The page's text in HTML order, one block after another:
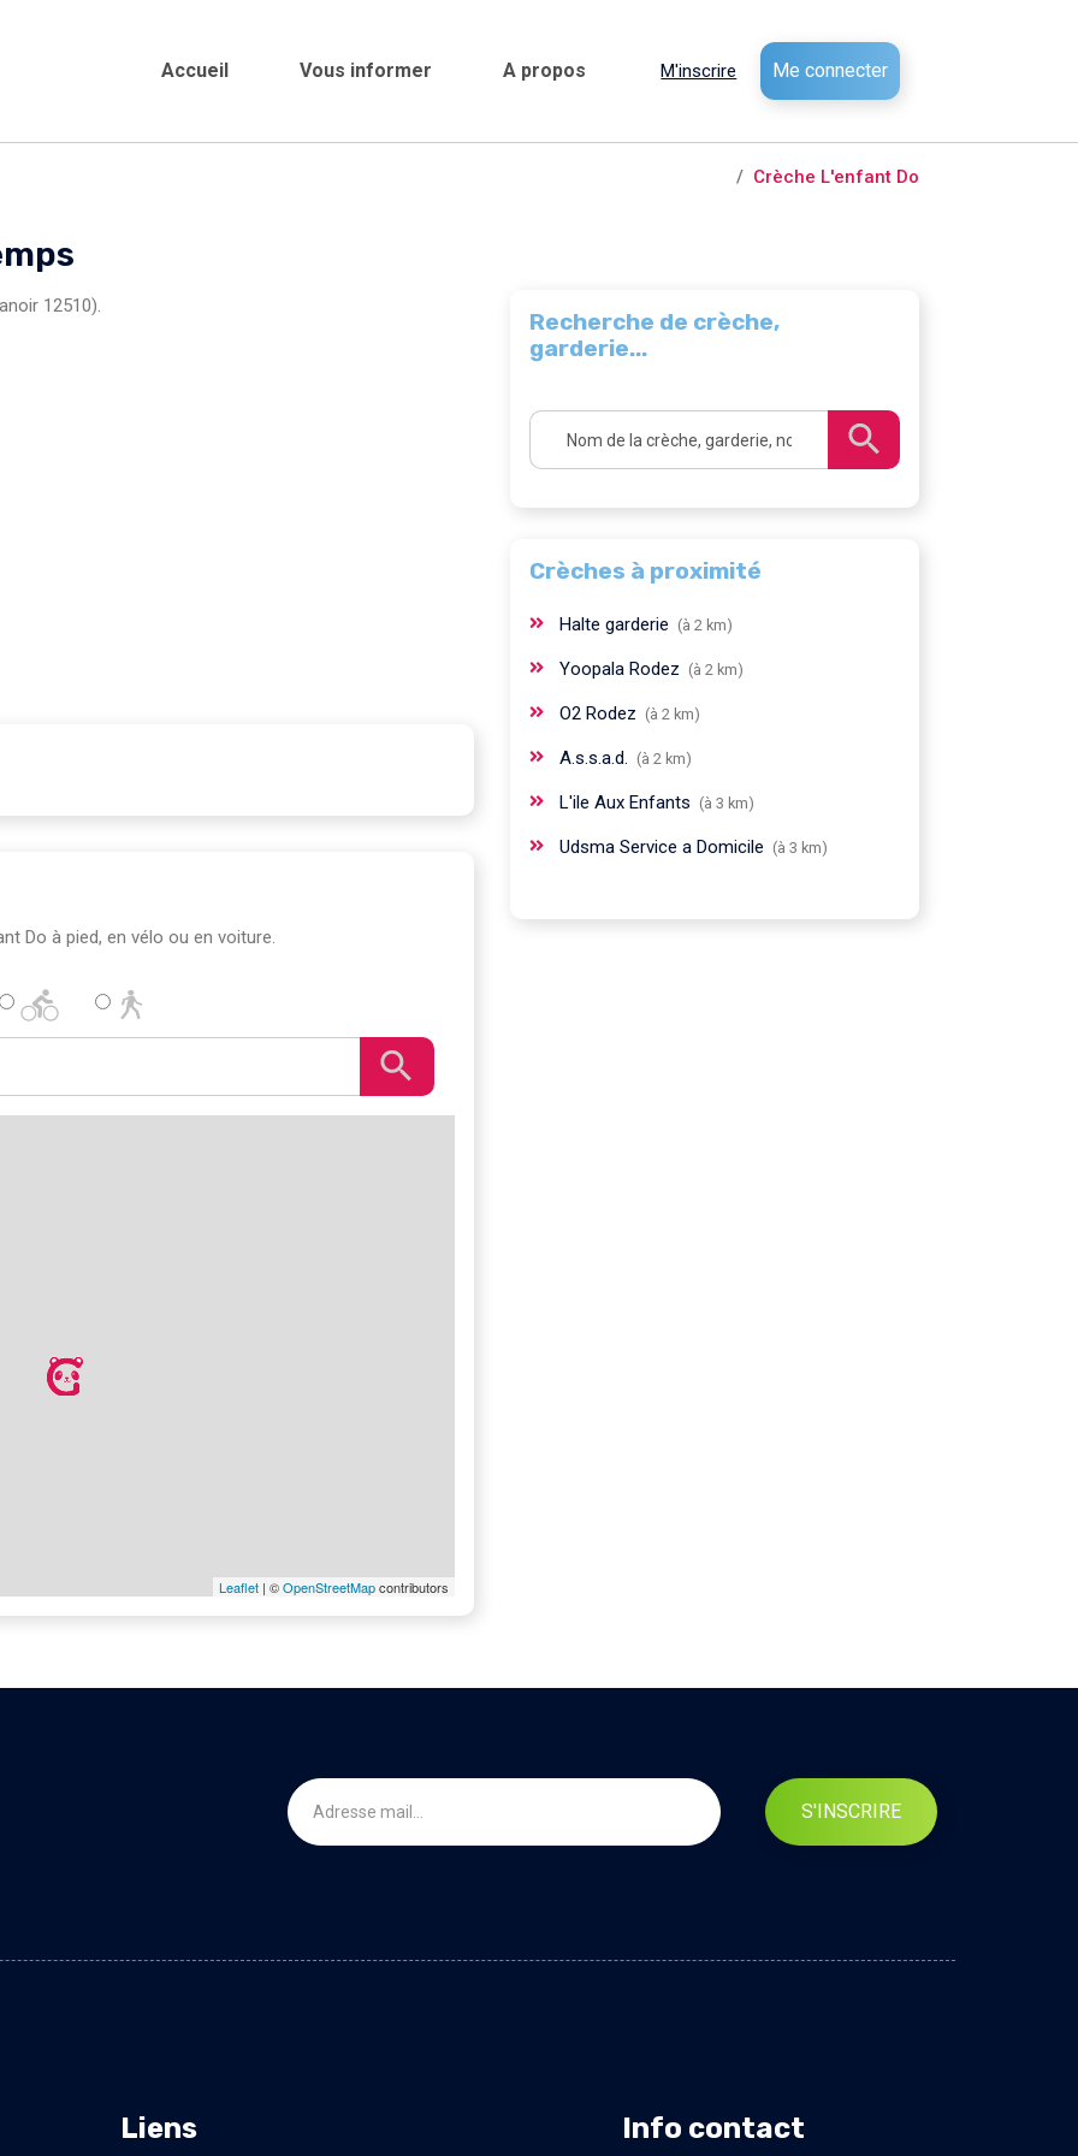
Accueil Vous informer A propos M'inscrire Me connecter
Crèche L'enfant Do
12510).
Do à pied, en vélo ou en voiture.
Leaflet | ©OpenStreetMapcontributors
Recherche de crèche,
garderie...
Crèches à proximité
Halte garderie (à 2 km)
Yoopala Rodez (à 2 km)
O2 Rodez (à 2 km)
A.s.s.a.d. (à 2 km)
L'ile Aux Enfants (à 3 km)
Udsma Service a Domicile (à 3 km)
S'INSCRIRE
Liens Info contact